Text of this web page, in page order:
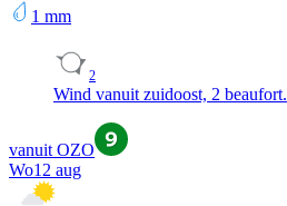
1 mm
2
Wind vanuit zuidoost, 2 beaufort.
vanuit OZO
Wo12 aug